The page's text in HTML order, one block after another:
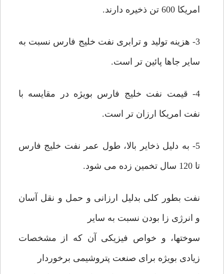
امریکا 600 تن ذخیره دارند.
3- هزینه تولید و ترابری نفت خلیج فارس نسبت به
سایر جاها پائین تر است.
4- قیمت نفت خلیج فارس بویژه در مقایسه با
نفت امریکا ارزان تر است.
5- به دلیل ذخایر بالا، طول عمر نفت خلیج فارس
تا 120 سال تخمین زده می شود.
نفت بطور کلی بدلیل ارزانی و حمل و نقل آسان
و انرژی زا بودن نسبت به سایر
سوختها، و خواص فیزیکی آن که از مشخصات
زیادی بویژه برای صنعت پتروشیمی برخوردار